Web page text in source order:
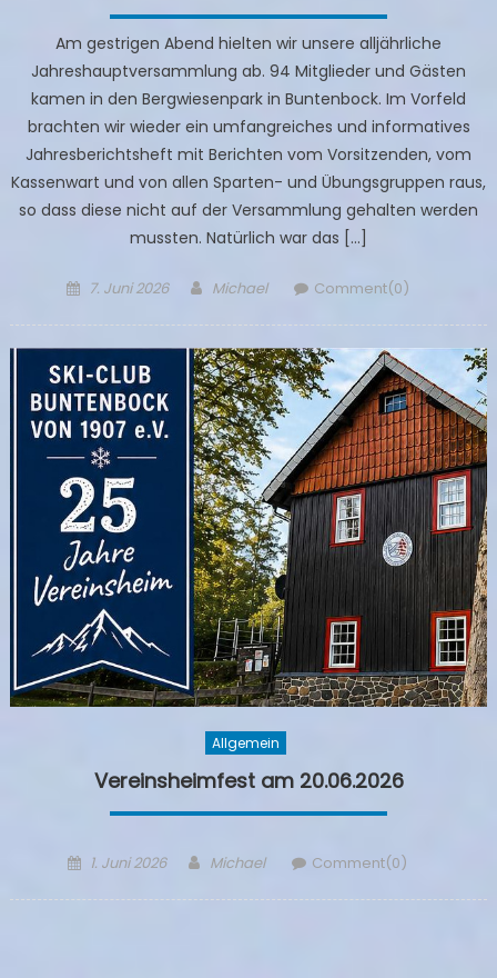
Am gestrigen Abend hielten wir unsere alljährliche
Jahreshauptversammlung ab. 94 Mitglieder und Gästen
kamen in den Bergwiesenpark in Buntenbock. Im Vorfeld
brachten wir wieder ein umfangreiches und informatives
Jahresberichtsheft mit Berichten vom Vorsitzenden, vom
Kassenwart und von allen Sparten- und Übungsgruppen raus,
so dass diese nicht auf der Versammlung gehalten werden
mussten. Natürlich war das […]
Posted
7. Juni 2026 Author
Michael Comment(0)
Allgemein
Vereinsheimfest am 20.06.2026
Posted
1. Juni 2026 Author
Michael Comment(0)